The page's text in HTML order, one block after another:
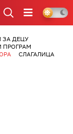
ЗА ДЕЦУ
ПРОГРАМ
СЛАГАЛИЦА